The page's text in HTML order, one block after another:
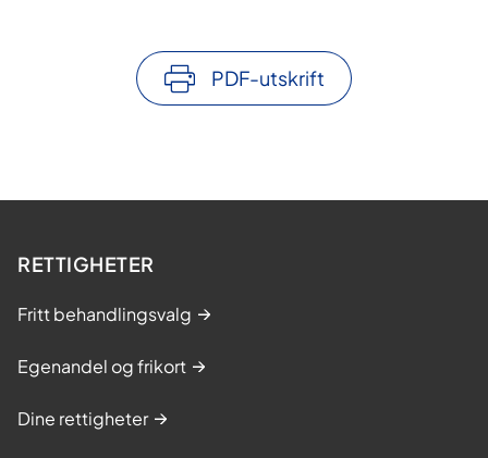
PDF-utskrift
RETTIGHETER
Fritt behandlingsvalg
Egenandel og frikort
Dine rettigheter